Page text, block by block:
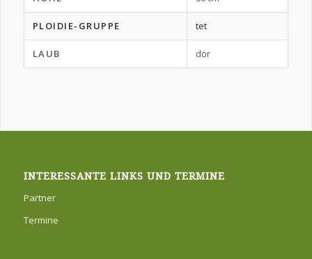
PLOIDIE-GRUPPE tet
LAUB dor
INTERESSANTE LINKS UND TERMINE
Partner
Termine